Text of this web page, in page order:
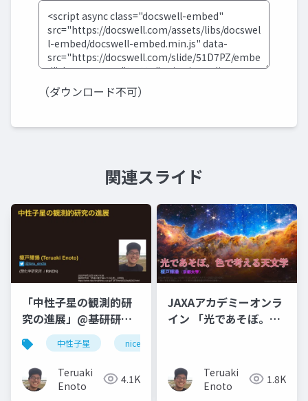
（ダウンロード不可）
関連スライド
「中性子星の観測的研
究の進展」@基研研究
会 「熱場の量子論とそ
の応用」
中性子星 nicer
Teruaki
Enoto
4.1K
JAXAアカデミーオンラ
イン 「光であそぼ。色
Teruaki
Enoto
1.8K